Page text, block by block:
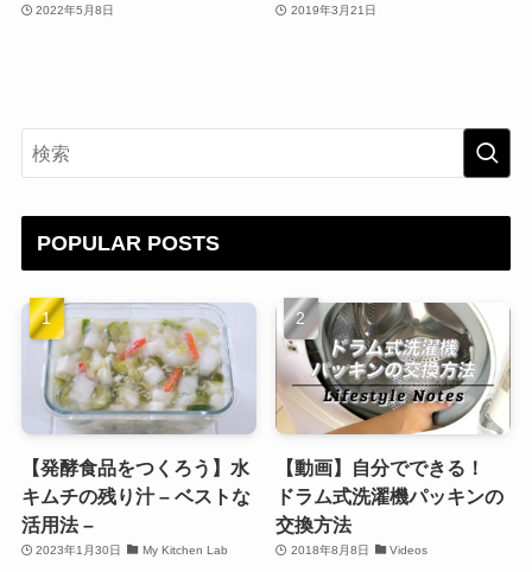
2022年5月8日 2019年3月21日
POPULAR POSTS
【発酵食品をつくろう】水
キムチの残り汁 – ベストな
活用法 –
2023年1月30日 My Kitchen Lab
【動画】自分でできる！
ドラム式洗濯機パッキンの
交換方法
2018年8月8日 Videos